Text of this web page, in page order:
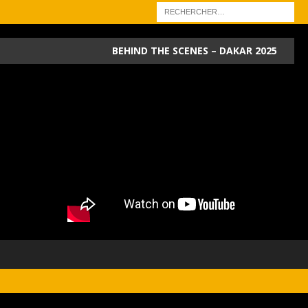
BEHIND THE SCENES – DAKAR 2025